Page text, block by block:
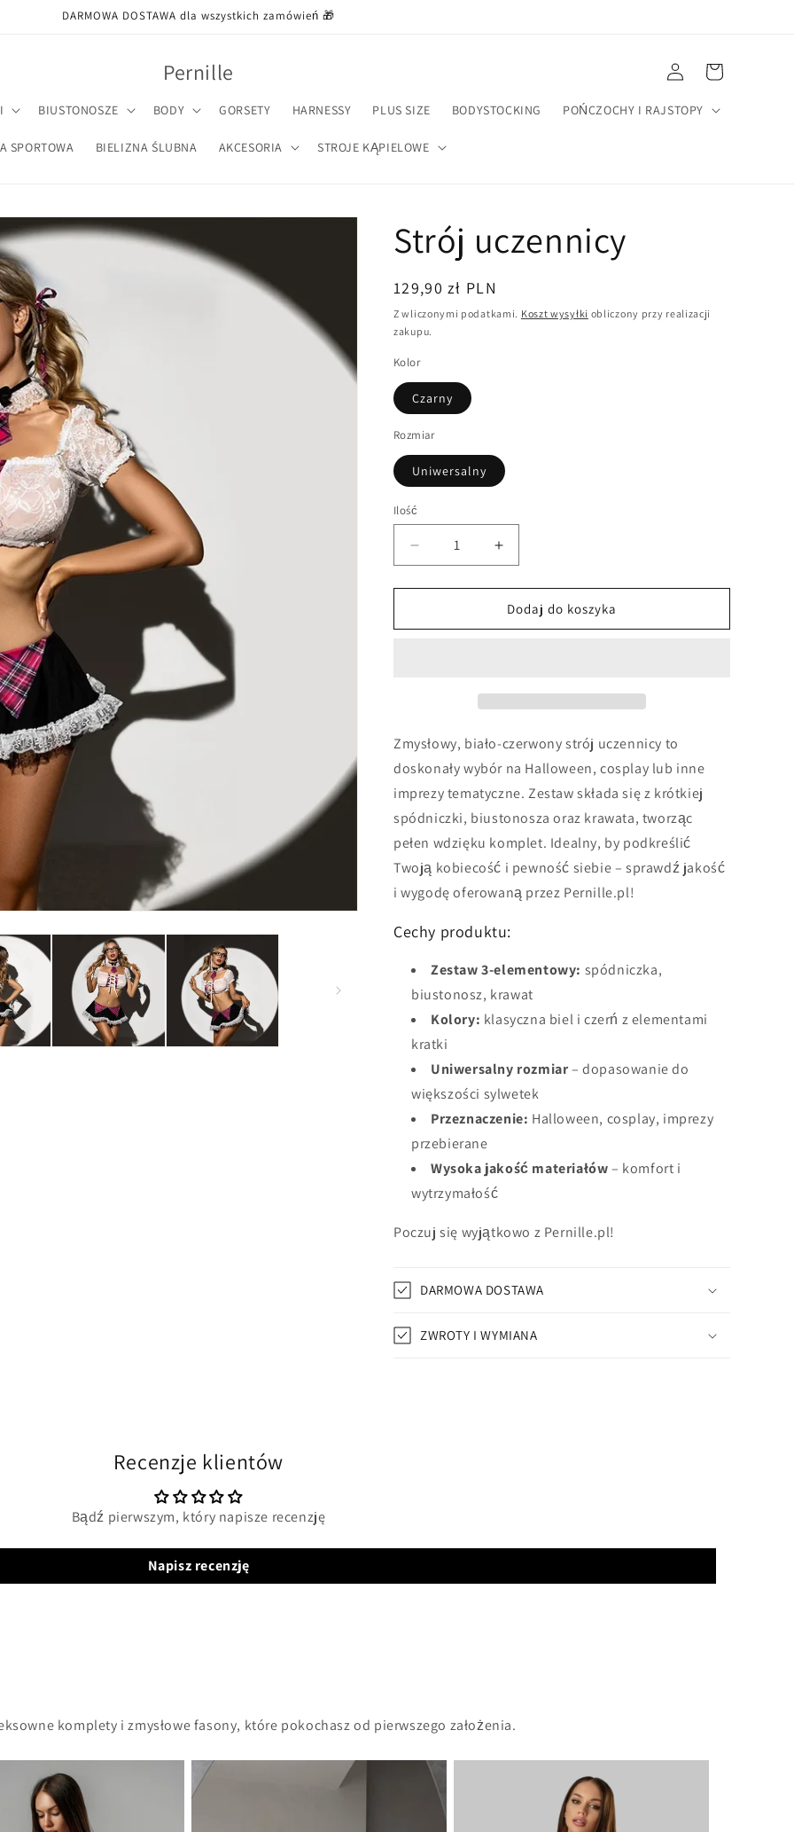
DARMOWA DOSTAWA dla wszystkich zamówień 🎁
Pernille
BIUSTONOSZE BODY GORSETY HARNESSY PLUS SIZE BODYSTOCKING POŃCZOCHY I RAJSTOPY
SPORTOWA BIELIZNA ŚLUBNA AKCESORIA STROJE KĄPIELOWE
Zaloguj
się
Koszyk
Strój uczennicy
Cena
regularna
129,90 zł PLN
Z wliczonymi podatkami. Koszt wysyłki obliczony przy realizacji
zakupu.
Kolor
Czarny
Rozmiar
Uniwersalny
Ilość
Zmniejsz
ilość
dla
uczennicy
Zwiększ
ilość
dla
Strój
uczennicy
Dodaj do koszyka
Zmysłowy, biało-czerwony strój uczennicy to
doskonały wybór na Halloween, cosplay lub inne
imprezy tematyczne. Zestaw składa się z krótkiej
spódniczki, biustonosza oraz krawata, tworząc
pełen wdzięku komplet. Idealny, by podkreślić
Twoją kobiecość i pewność siebie – sprawdź jakość
i wygodę oferowaną przez Pernille.pl!
Cechy produktu:
Zestaw 3-elementowy: spódniczka,
biustonosz, krawat
Kolory: klasyczna biel i czerń z elementami
kratki
Uniwersalny rozmiar– dopasowanie do
większości sylwetek
Przeznaczenie: Halloween, cosplay, imprezy
przebierane
Wysoka jakość materiałów– komfort i
wytrzymałość
Poczuj się wyjątkowo z Pernille.pl!
DARMOWA DOSTAWA
ZWROTY I WYMIANA
Recenzje klientów
Bądź pierwszym, który napisze recenzję
Napisz recenzję
komplety i zmysłowe fasony, które pokochasz od pierwszego założenia.